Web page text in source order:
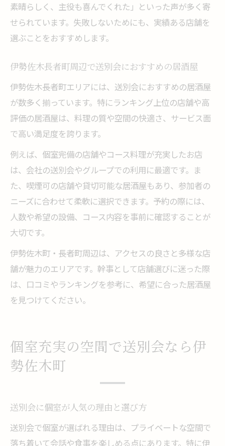
素晴らしく、主役も喜んでくれた」といった声が多く寄
せられています。失敗しないためにも、実績ある店舗を
選ぶことをおすすめします。
伊勢佐木長者町周辺で送別会におすすめの居酒屋
伊勢佐木長者町エリアには、送別会におすすめの居酒屋
が数多く揃っています。特にランキング上位の店舗や高
評価の居酒屋は、料理の質や空間の快適さ、サービス面
で高い満足度を誇ります。
例えば、個室完備の店舗やコース料理が充実したお店
は、会社の送別会やグループでの利用に最適です。ま
た、喫煙可の店舗や貸切可能な居酒屋もあり、参加者の
ニーズに合わせて柔軟に選択できます。予約の際には、
人数や希望の設備、コース内容を事前に確認することが
大切です。
伊勢佐木町・長者町周辺は、アクセスの良さと多様な店
舗が魅力のエリアです。幹事として店舗選びに迷った際
は、口コミやランキングを参考に、希望に合った居酒屋
を見つけてください。
個室充実の空間で送別会なら伊
勢佐木町
送別会に個室が人気の理由と選び方
送別会で個室が選ばれる理由は、プライベートな空間で
落ち着いて会話や食事を楽しめる点にあります。特に伊